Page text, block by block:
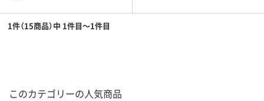
1件（15商品）中 1件目～1件目
このカテゴリーの人気商品